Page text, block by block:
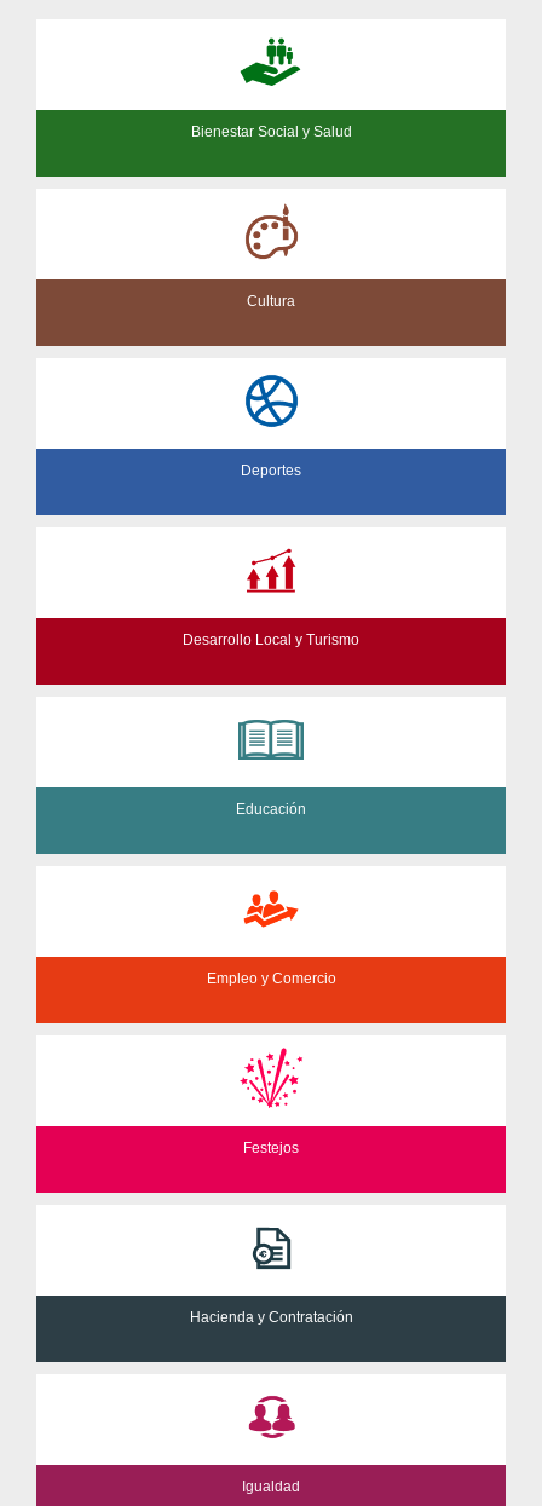
Bienestar Social y Salud
Cultura
Deportes
Desarrollo Local y Turismo
Educación
Empleo y Comercio
Festejos
Hacienda y Contratación
Igualdad